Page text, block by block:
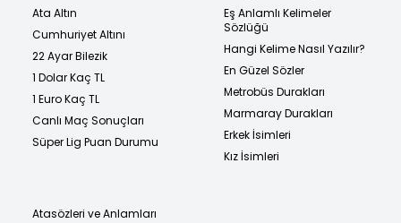
Ata Altın
Cumhuriyet Altını
22 Ayar Bilezik
1 Dolar Kaç TL
1 Euro Kaç TL
Canlı Maç Sonuçları
Süper Lig Puan Durumu
Eş Anlamlı Kelimeler
Sözlüğü
Hangi Kelime Nasıl Yazılır?
En Güzel Sözler
Metrobüs Durakları
Marmaray Durakları
Erkek İsimleri
Kız İsimleri
Atasözleri ve Anlamları